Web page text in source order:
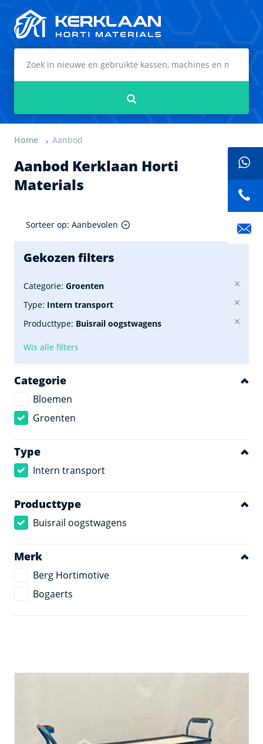
Home Aanbod
Aanbod Kerklaan Horti
Materials
Sorteer op: Aanbevolen
Gekozen filters
Categorie: Groenten
Type: Intern transport
Producttype: Buisrail oogstwagens
Wis alle filters
Categorie
Bloemen
Groenten
Type
Intern transport
Producttype
Buisrail oogstwagens
Merk
Berg Hortimotive
Bogaerts